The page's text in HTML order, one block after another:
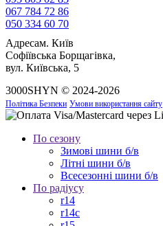
067 784 72 86
050 334 60 70
Адресам. Київ
Софіївська Борщагівка,
вул. Київська, 5
3000SHYN © 2024-2026
Політика Безпеки Умови використання сайту
По сезону
Зимові шини б/в
Літні шини б/в
Всесезонні шини б/в
По радіусу
r14
r14c